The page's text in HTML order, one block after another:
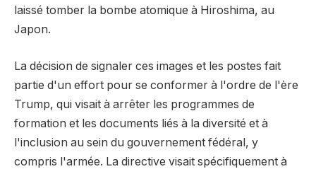
laissé tomber la bombe atomique à Hiroshima, au
Japon.
La décision de signaler ces images et les postes fait
partie d'un effort pour se conformer à l'ordre de l'ère
Trump, qui visait à arrêter les programmes de
formation et les documents liés à la diversité et à
l'inclusion au sein du gouvernement fédéral, y
compris l'armée. La directive visait spécifiquement à